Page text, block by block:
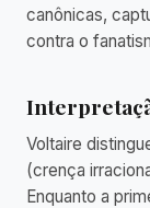
canônicas,
contra o
Voltaire
(crença
Enquanto a